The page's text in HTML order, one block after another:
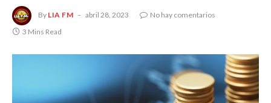
By LIA FM abril 28, 2023
No hay comentarios
3 Mins Read